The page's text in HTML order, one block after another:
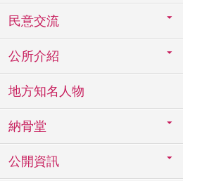
民意交流
公所介紹
地方知名人物
納骨堂
公開資訊